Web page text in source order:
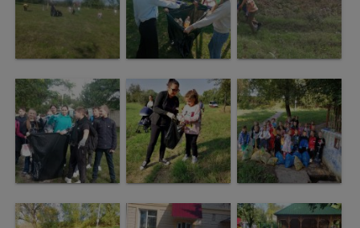
primăriei
Regulamentul
de
funcționare
Integritate
și
calitate